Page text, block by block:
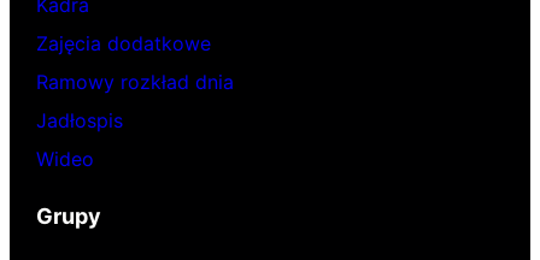
Zajęcia dodatkowe
Ramowy rozkład dnia
Jadłospis
Wideo
Grupy